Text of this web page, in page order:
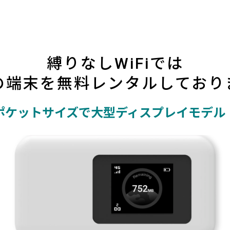
縛りなしWiFiでは
端末を無料レンタル しており
ケットサイズで大型ディスプレイモデル